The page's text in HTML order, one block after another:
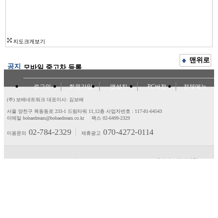
지도크게보기
공지 모바일 중고차 등록
맨위로
로그인 회원가입 앱설치 PC버전 전체메뉴
(주) 보배네트워크 대표이사: 김보배
서울 양천구 목동동로 233-1 드림타워 11,12층 사업자번호 : 117-81-64543
이메일 bobaedream@bobaedream.co.kr
팩스 02-6499-2329
이용문의 02-784-2329 제휴광고 070-4272-0114